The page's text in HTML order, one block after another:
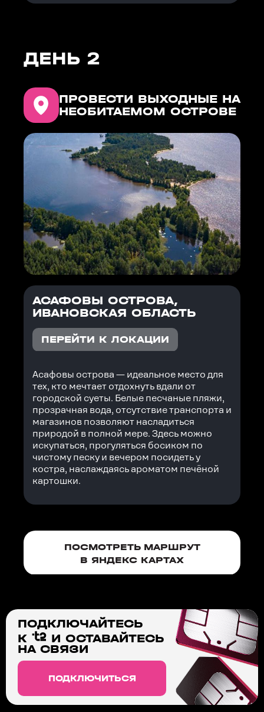
ДЕНЬ 2
ПРОВЕСТИ ВЫХОДНЫЕ НА
НЕОБИТАЕМОМ ОСТРОВЕ
АСАФОВЫ ОСТРОВА,
ИВАНОВСКАЯ ОБЛАСТЬ
ПЕРЕЙТИ К ЛОКАЦИИ
Асафовы острова — идеальное место для
тех, кто мечтает отдохнуть вдали от
городской суеты. Белые песчаные пляжи,
прозрачная вода, отсутствие транспорта и
магазинов позволяют насладиться
природой в полной мере. Здесь можно
искупаться, прогуляться босиком по
чистому песку и вечером посидеть у
костра, наслаждаясь ароматом печёной
картошки.
ПОСМОТРЕТЬ МАРШРУТ
В ЯНДЕКС КАРТАХ
ПОДКЛЮЧАЙТЕСЬ
К
И ОСТАВАЙТЕСЬ
НА СВЯЗИ
ПОДКЛЮЧИТЬСЯ